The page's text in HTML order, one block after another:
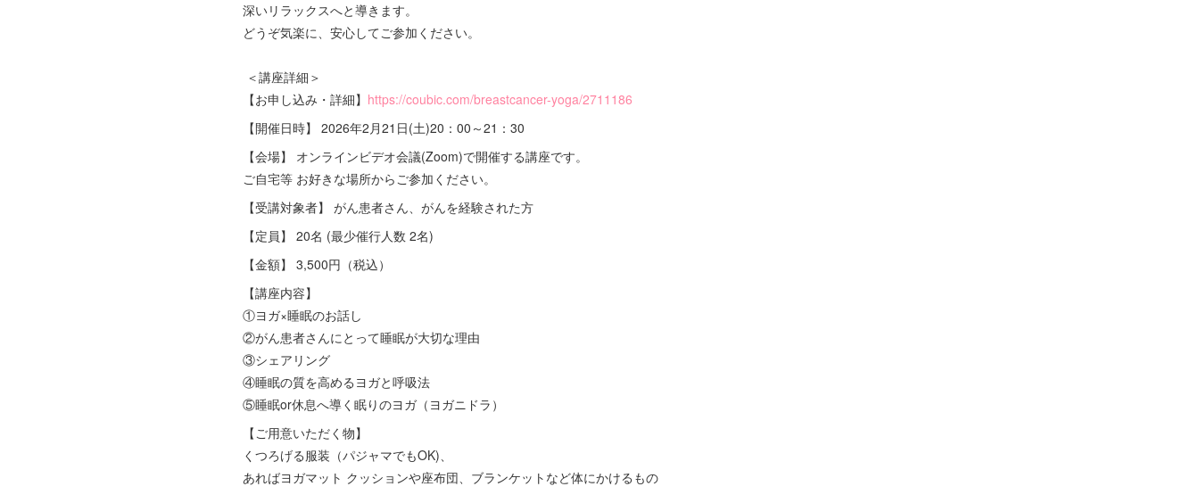
深いリラックスへと導きます。
どうぞ気楽に、安心してご参加ください。
＜講座詳細＞
【お申し込み・詳細】 https://coubic.com/breastcancer-yoga/2711186
【開催日時】 2026年2月21日(土)20：00～21：30
【会場】 オンラインビデオ会議(Zoom)で開催する講座です。
ご自宅等 お好きな場所からご参加ください。
【受講対象者】 がん患者さん、がんを経験された方
【定員】 20名 (最少催行人数 2名)
【金額】 3,500円（税込）
【講座内容】
①ヨガ×睡眠のお話し
②がん患者さんにとって睡眠が大切な理由
③シェアリング
④睡眠の質を高めるヨガと呼吸法
⑤睡眠or休息へ導く眠りのヨガ（ヨガニドラ）
【ご用意いただく物】
くつろげる服装（パジャマでもOK)、
あればヨガマット クッションや座布団、ブランケットなど体にかけるもの